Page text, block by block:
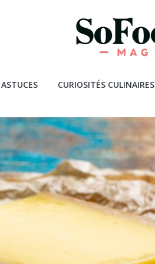
CURIOSITÉS CULINAIRES